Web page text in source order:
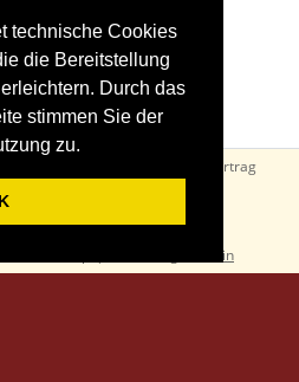
technische Cookies
die Bereitstellung
Durch das
stimmen Sie der
zu.
Vertrag
Thermengutschein